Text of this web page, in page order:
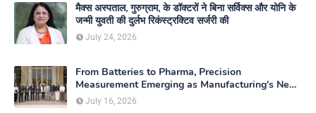
मैक्स अस्पताल, गुरुग्राम, के डॉक्टरों ने बिना सर्विक्स और योनि के
जन्मी युवती की दुर्लभ रिकंस्ट्रक्टिव सर्जरी की
July 24, 2026
From Batteries to Pharma, Precision
Measurement Emerging as Manufacturing's New
Competitive Edge
July 16, 2026